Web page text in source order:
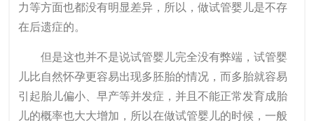
力等方面也都没有明显差异，所以，做试管婴儿是不存
在后遗症的。
但是这也并不是说试管婴儿完全没有弊端，试管婴
儿比自然怀孕更容易出现多胚胎的情况，而多胎就容易
引起胎儿偏小、早产等并发症，并且不能正常发育成胎
儿的概率也大大增加，所以在做试管婴儿的时候，一般